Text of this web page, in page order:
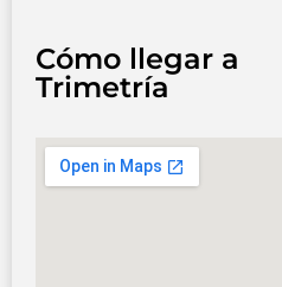
Cómo llegar a
Trimetría